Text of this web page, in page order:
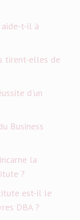
aide-t-il à
tirent-elles de
d'un
Business
la
?
est-il le
DBA ?